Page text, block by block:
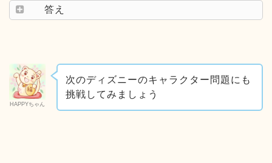
答え
HAPPYちゃん
次のディズニーのキャラクター問題にも
挑戦してみましょう